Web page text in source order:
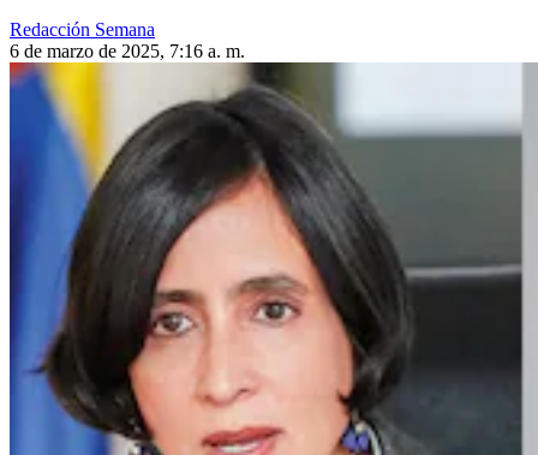
Redacción Semana
6 de marzo de 2025, 7:16 a. m.